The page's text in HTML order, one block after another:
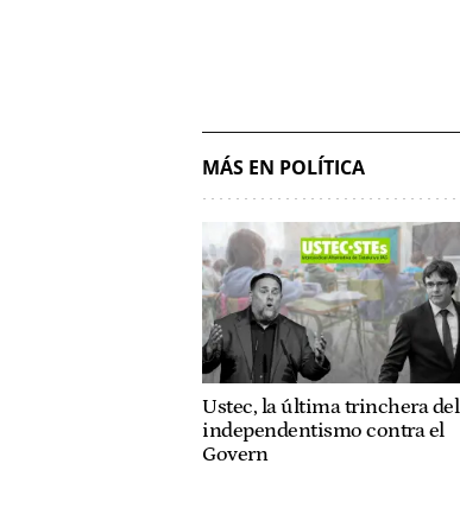
MÁS EN POLÍTICA
Ustec, la última trinchera del
independentismo contra el
Govern